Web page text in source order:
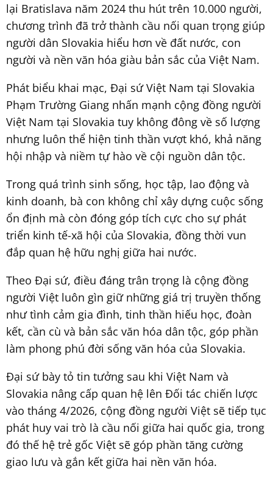
lại Bratislava năm 2024 thu hút trên 10.000 người,
chương trình đã trở thành cầu nối quan trọng giúp
người dân Slovakia hiểu hơn về đất nước, con
người và nền văn hóa giàu bản sắc của Việt Nam.
Phát biểu khai mạc, Đại sứ Việt Nam tại Slovakia
Phạm Trường Giang nhấn mạnh cộng đồng người
Việt Nam tại Slovakia tuy không đông về số lượng
nhưng luôn thể hiện tinh thần vượt khó, khả năng
hội nhập và niềm tự hào về cội nguồn dân tộc.
Trong quá trình sinh sống, học tập, lao động và
kinh doanh, bà con không chỉ xây dựng cuộc sống
ổn định mà còn đóng góp tích cực cho sự phát
triển kinh tế-xã hội của Slovakia, đồng thời vun
đắp quan hệ hữu nghị giữa hai nước.
Theo Đại sứ, điều đáng trân trọng là cộng đồng
người Việt luôn gìn giữ những giá trị truyền thống
như tình cảm gia đình, tinh thần hiếu học, đoàn
kết, cần cù và bản sắc văn hóa dân tộc, góp phần
làm phong phú đời sống văn hóa của Slovakia.
Đại sứ bày tỏ tin tưởng sau khi Việt Nam và
Slovakia nâng cấp quan hệ lên Đối tác chiến lược
vào tháng 4/2026, cộng đồng người Việt sẽ tiếp tục
phát huy vai trò là cầu nối giữa hai quốc gia, trong
đó thế hệ trẻ gốc Việt sẽ góp phần tăng cường
giao lưu và gắn kết giữa hai nền văn hóa.